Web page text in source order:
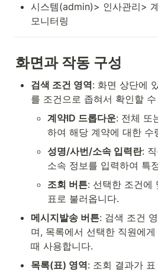
시스템(admin)> 인사관리>
모니터링
화면과 작동 구성
검색 조건 영역: 화면 상단에
를 조건으로 좁혀서 확인할
계약ID 드롭다운: 전체 또
하여 해당 계약에 대한 수
성명/사번/소속 입력란:
소속 정보를 입력하여 특
조회 버튼: 선택한 조건에
표로 불러옵니다.
메시지발송 버튼: 검색 조건
며, 목록에서 선택한 직원에
때 사용합니다.
목록(표) 영역: 조회 결과가